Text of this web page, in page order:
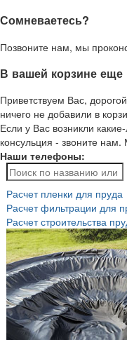
Сомневаетесь?
Позвоните нам, мы
В вашей корзине еще
Приветствуем Вас,
ничего не добавили в
Если у Вас возникли
консульция - звоните
Наши телефоны:
Расчет пленки для пруда
Расчет фильтрации для
Расчет строительства